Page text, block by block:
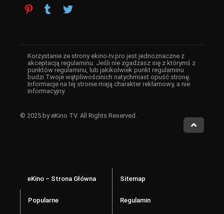
Korzystanie ze strony ekino-tv.pro jest jednoznaczne z
akceptacją regulaminu. Jeśli nie zgadzasz się z którymś z
punktów regulaminu, lub jakikolwiek punkt regulaminu
budzi Twoje wątpliwościnich natychmiast opuść stronę.
Informacje na tej stronie mają charakter reklamowy, a nie
informacyjny.
© 2025 by eKino TV. All Rights Reserved.
eKino – Strona Główna Sitemap
Popularne Regulamin